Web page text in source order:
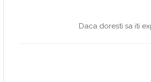
Daca doresti sa iti